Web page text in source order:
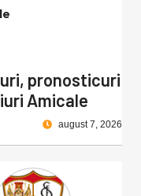
pronosticuri
Amicale
august 7, 2026